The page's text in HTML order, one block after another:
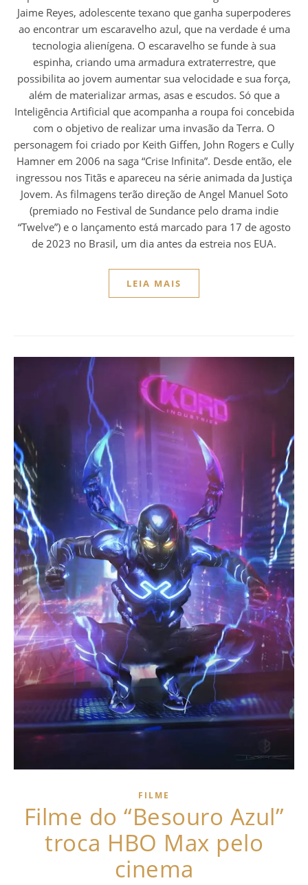
Jaime Reyes, adolescente texano que ganha superpoderes
ao encontrar um escaravelho azul, que na verdade é uma
tecnologia alienígena. O escaravelho se funde à sua
espinha, criando uma armadura extraterrestre, que
possibilita ao jovem aumentar sua velocidade e sua força,
além de materializar armas, asas e escudos. Só que a
Inteligência Artificial que acompanha a roupa foi concebida
com o objetivo de realizar uma invasão da Terra. O
personagem foi criado por Keith Giffen, John Rogers e Cully
Hamner em 2006 na saga “Crise Infinita”. Desde então, ele
ingressou nos Titãs e apareceu na série animada da Justiça
Jovem. As filmagens terão direção de Angel Manuel Soto
(premiado no Festival de Sundance pelo drama indie
“Twelve”) e o lançamento está marcado para 17 de agosto
de 2023 no Brasil, um dia antes da estreia nos EUA.
LEIA MAIS
FILME
Filme do “Besouro Azul”
troca HBO Max pelo
cinema